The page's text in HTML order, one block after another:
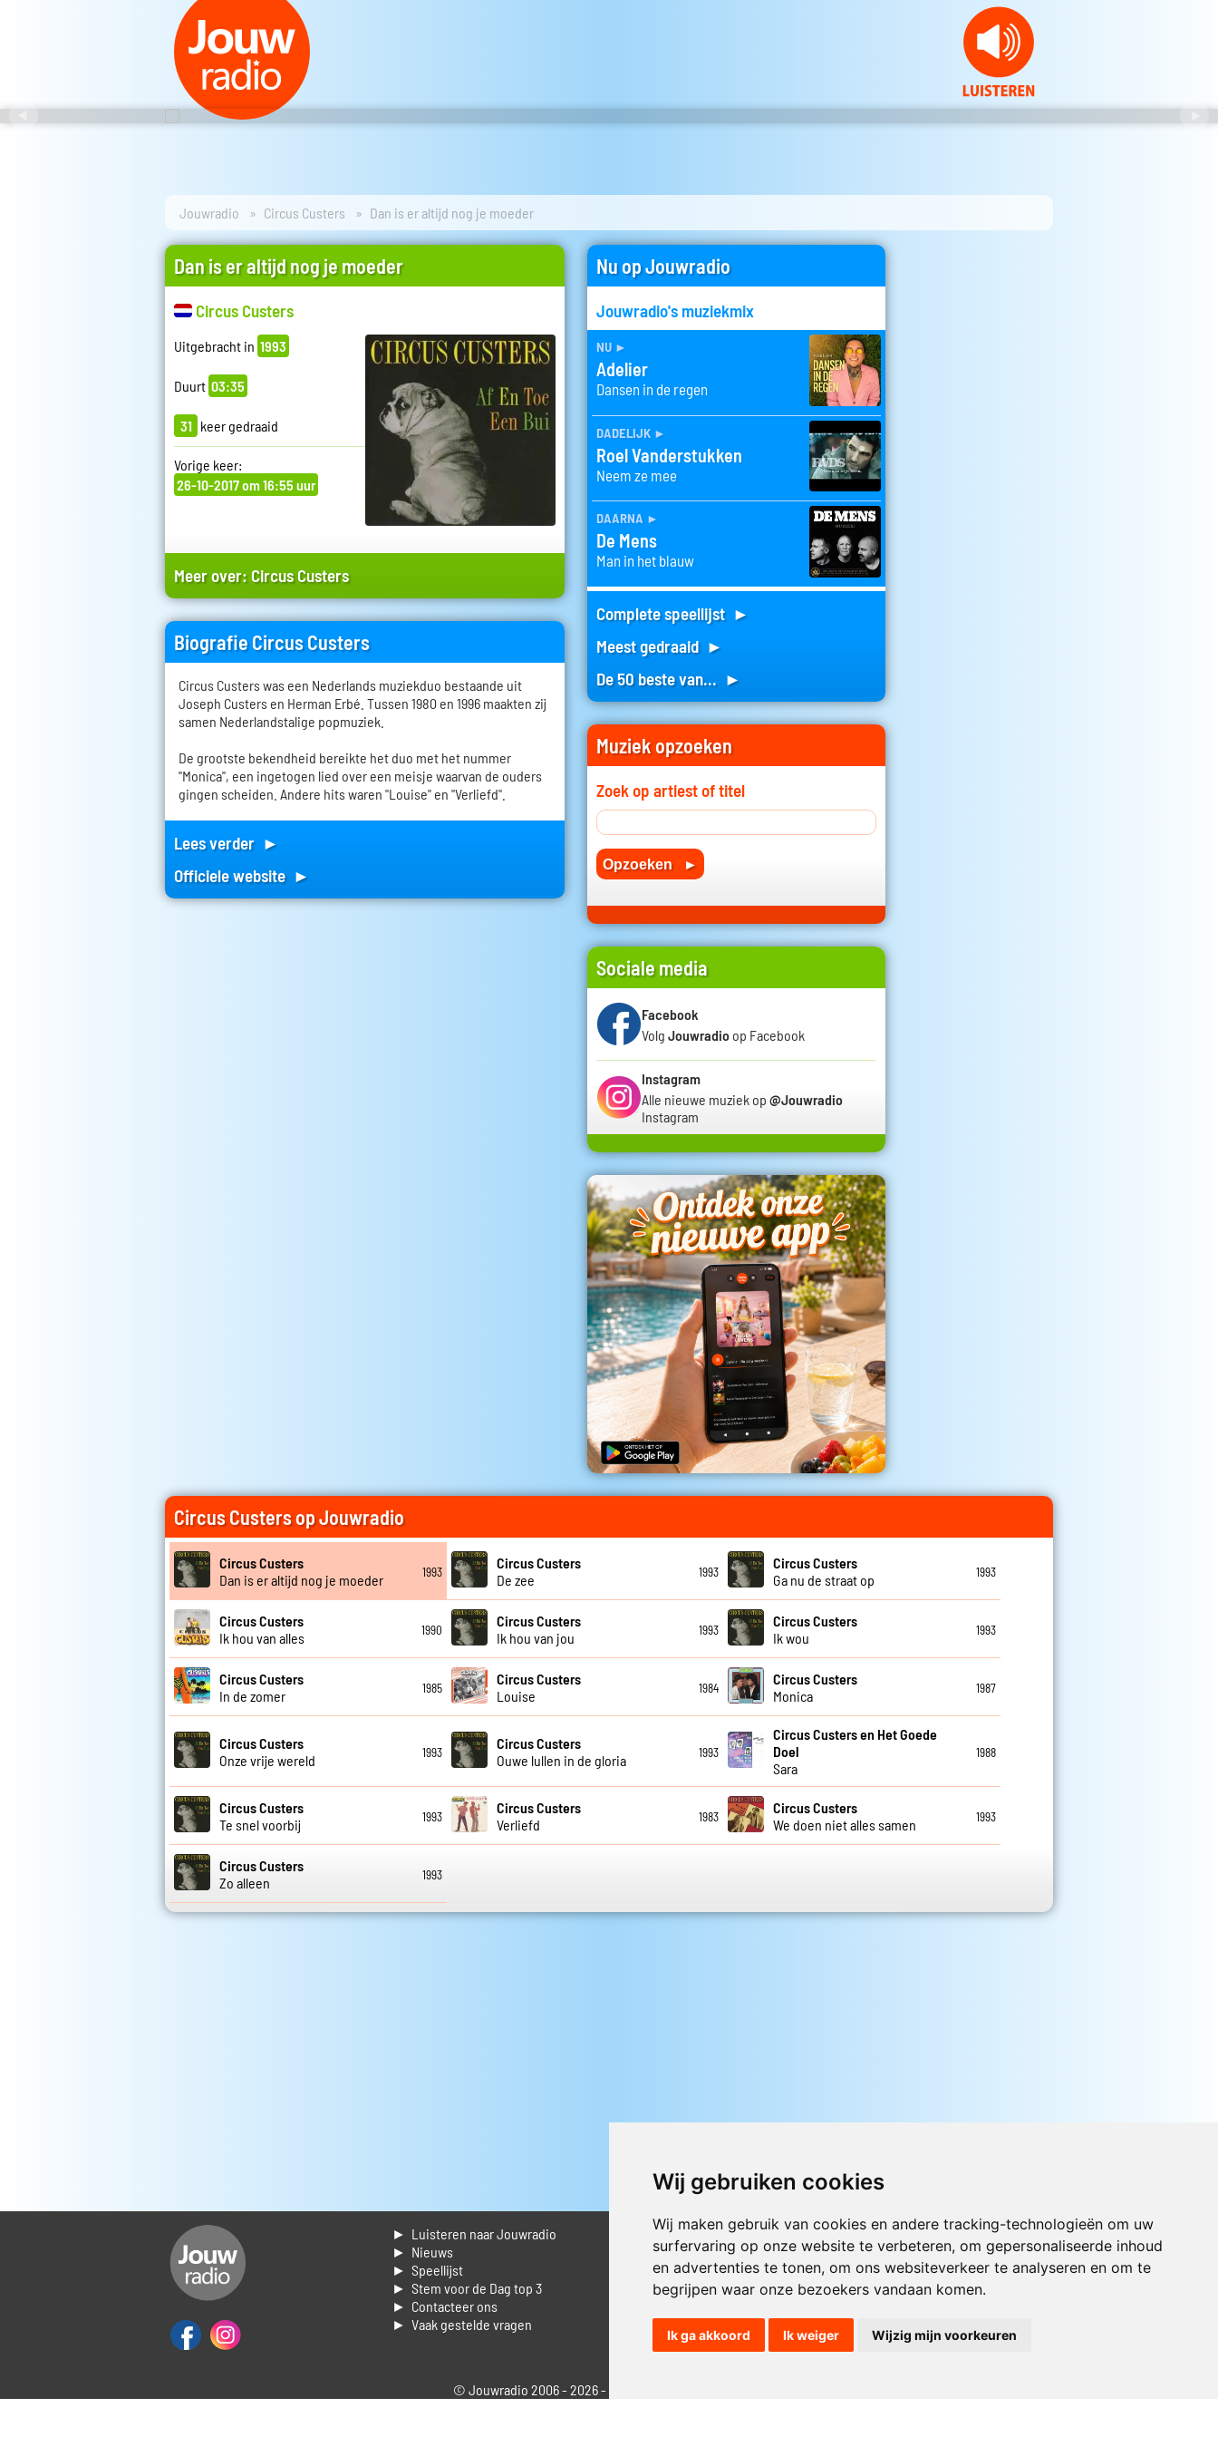
Wij gebruiken cookies
Wij maken gebruik van cookies en andere tracking-technologieën om uw
surfervaring op onze website te verbeteren, om gepersonaliseerde inhoud
en advertenties te tonen, om ons websiteverkeer te analyseren en om te
begrijpen waar onze bezoekers vandaan komen.
Ik ga akkoord Ik weiger Wijzig mijn voorkeuren
Jouwradio Circus Custers Dan is er altijd nog je moeder
Dan is er altijd nog je moeder
Circus Custers
Uitgebracht in 1993
Duurt 03:35
31 keer gedraaid
Vorige keer:
26-10-2017 om 16:55 uur
Meer over: Circus Custers
Biografie Circus Custers
Circus Custers was een Nederlands muziekduo bestaande uit
Joseph Custers en Herman Erbé. Tussen 1980 en 1996 maakten zij
samen Nederlandstalige popmuziek.
De grootste bekendheid bereikte het duo met het nummer
"Monica", een ingetogen lied over een meisje waarvan de ouders
gingen scheiden. Andere hits waren "Louise" en "Verliefd".
Lees verder ►
Officiele website ►
Nu op Jouwradio
Jouwradio's muziekmix
nu ►
Adelier
Dansen in de regen
dadelijk ►
Roel Vanderstukken
Neem ze mee
daarna ►
De Mens
Man in het blauw
Complete speellijst ►
Meest gedraaid ►
De 50 beste van... ►
Muziek opzoeken
Zoek op artiest of titel
Sociale media
Facebook
Volg Jouwradio op Facebook
Instagram
Alle nieuwe muziek op @Jouwradio
Instagram
Circus Custers op Jouwradio
Circus Custers
Dan is er altijd nog je moeder
1993
Circus Custers
De zee
1993
Circus Custers
Ga nu de straat op
1993
Circus Custers
Ik hou van alles
1990
Circus Custers
Ik hou van jou
1993
Circus Custers
Ik wou
1993
Circus Custers
In de zomer
1985
Circus Custers
Louise
1984
Circus Custers
Monica
1987
Circus Custers
Onze vrije wereld
1993
Circus Custers
Ouwe lullen in de gloria
1993
Circus Custers en Het Goede
Doel
Sara
1988
Circus Custers
Te snel voorbij
1993
Circus Custers
Verliefd
1983
Circus Custers
We doen niet alles samen
1993
Circus Custers
Zo alleen
1993
► Luisteren naar Jouwradio
► Nieuws
► Speellijst
► Stem voor de Dag top 3
► Contacteer ons
► Vaak gestelde vragen
► Livestream informatie
► Muziek opzoeken
► Vlaamse 100 Aller tijden
► De 50 beste van...
► Cookie voorkeuren wijzigen
► Privacyinformatie
Luister nu naar Jouwradio! De beste
Nederlandstalige muziek uit de lage
landen hoor je hier al 20 jaar. In
digitale kwaliteit op je laptop, tablet
© Jouwradio 2006 - 2026 - alle rechten voorbehouden.